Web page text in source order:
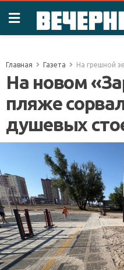
Главная Газета На грешной
На новом
пляже
душевых